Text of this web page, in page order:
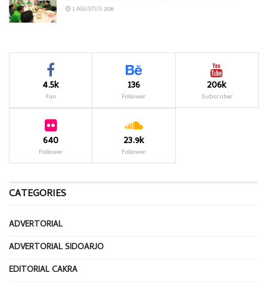
1 AGUSTUS 2026
4.5k
Fan
136
Follower
206k
Subscriber
640
Follower
23.9k
Follower
CATEGORIES
ADVERTORIAL
ADVERTORIAL SIDOARJO
EDITORIAL CAKRA